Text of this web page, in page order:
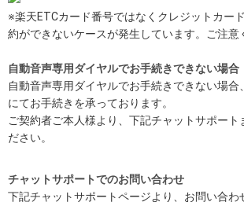
※楽天ETCカード番号ではなくクレジットカー
約ができないケースが発生しています。ご注意
自動音声専用ダイヤルでお手続きできない場合
自動音声専用ダイヤルでお手続きできない場合
にてお手続きを承っております。
ご契約者ご本人様より、下記チャットサポート
ださい。
チャットサポートでのお問い合わせ
下記チャットサポートページより、お問い合わ